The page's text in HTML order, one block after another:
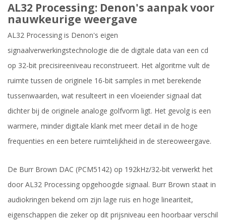
AL32 Processing: Denon's aanpak voor
nauwkeurige weergave
AL32 Processing is Denon's eigen
signaalverwerkingstechnologie die de digitale data van een cd
op 32-bit precisireeniveau reconstrueert. Het algoritme vult de
ruimte tussen de originele 16-bit samples in met berekende
tussenwaarden, wat resulteert in een vloeiender signaal dat
dichter bij de originele analoge golfvorm ligt. Het gevolg is een
warmere, minder digitale klank met meer detail in de hoge
frequenties en een betere ruimtelijkheid in de stereoweergave.
De Burr Brown DAC (PCM5142) op 192kHz/32-bit verwerkt het
door AL32 Processing opgehoogde signaal. Burr Brown staat in
audiokringen bekend om zijn lage ruis en hoge lineariteit,
eigenschappen die zeker op dit prijsniveau een hoorbaar verschil